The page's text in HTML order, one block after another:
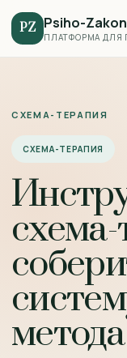
PZ Psiho-Zakon
ПЛАТФОРМА ДЛЯ
СХЕМА-ТЕРАПИЯ
СХЕМА-ТЕРАПИЯ
метода